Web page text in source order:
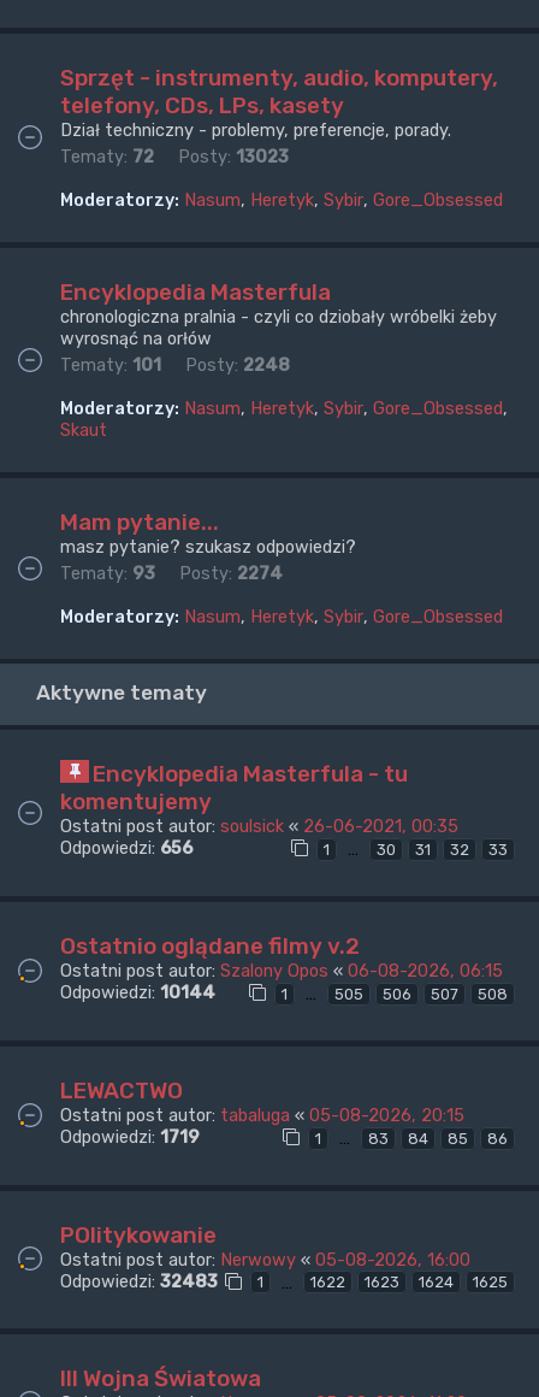
Sprzęt - instrumenty, audio, komputery,
telefony, CDs, LPs, kasety
Dział techniczny - problemy, preferencje, porady.
Tematy: 72 Posty: 13023
Moderatorzy: Nasum, Heretyk, Sybir, Gore_Obsessed
Encyklopedia Masterfula
chronologiczna pralnia - czyli co dziobały wróbelki żeby
wyrosnąć na orłów
Tematy: 101 Posty: 2248
Moderatorzy: Nasum, Heretyk, Sybir, Gore_Obsessed,
Skaut
Mam pytanie...
masz pytanie? szukasz odpowiedzi?
Tematy: 93 Posty: 2274
Moderatorzy: Nasum, Heretyk, Sybir, Gore_Obsessed
Aktywne tematy
Encyklopedia Masterfula - tu
komentujemy
Ostatni post autor: soulsick « 26-06-2021, 00:35
Odpowiedzi: 656 1 … 30 31 32 33
Ostatnio oglądane filmy v.2
Ostatni post autor: Szalony Opos « 06-08-2026, 06:15
Odpowiedzi: 10144 1 … 505 506 507 508
LEWACTWO
Ostatni post autor: tabaluga « 05-08-2026, 20:15
Odpowiedzi: 1719 1 … 83 84 85 86
POlitykowanie
Ostatni post autor: Nerwowy « 05-08-2026, 16:00
Odpowiedzi: 32483 1 … 1622 1623 1624 1625
III Wojna Światowa